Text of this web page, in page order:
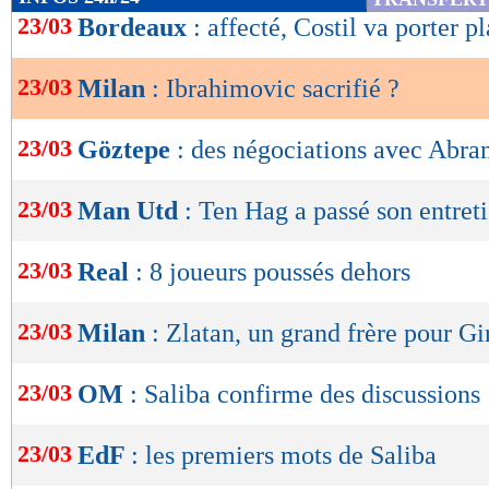
de
OK
23/03 Bordeaux : affecté, Costil va porter
23/03 Milan : Ibrahimovic sacrifié ?
23/03 Göztepe : des négociations avec
23/03 Man Utd : Ten Hag a passé son
23/03 Real : 8 joueurs poussés dehors
23/03 Milan : Zlatan, un grand frère pour
23/03 OM : Saliba confirme des discussions
23/03 EdF : les premiers mots de Saliba